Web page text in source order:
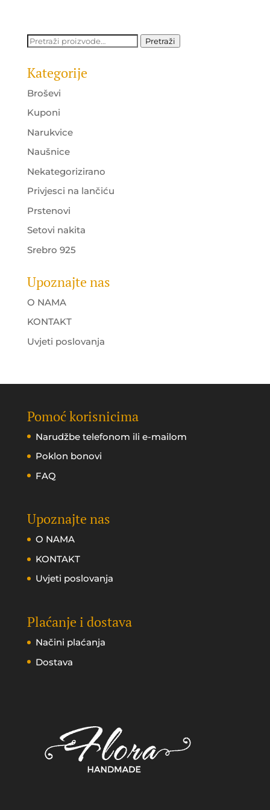
30.00 KM.25.00 KM.
Pretraži: Pretraži
Kategorije
Broševi
Kuponi
Narukvice
Naušnice
Nekategorizirano
Privjesci na lančiću
Prstenovi
Setovi nakita
Srebro 925
Upoznajte nas
O NAMA
KONTAKT
Uvjeti poslovanja
Pomoć korisnicima
Narudžbe telefonom ili e-mailom
Poklon bonovi
FAQ
Upoznajte nas
O NAMA
KONTAKT
Uvjeti poslovanja
Plaćanje i dostava
Načini plaćanja
Dostava